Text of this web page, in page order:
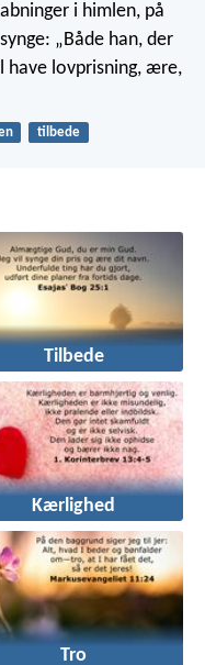
i himlen, på
„Både han, der
have lovprisning, ære,
tilbede
Tilbede
Kærlighed
Tro